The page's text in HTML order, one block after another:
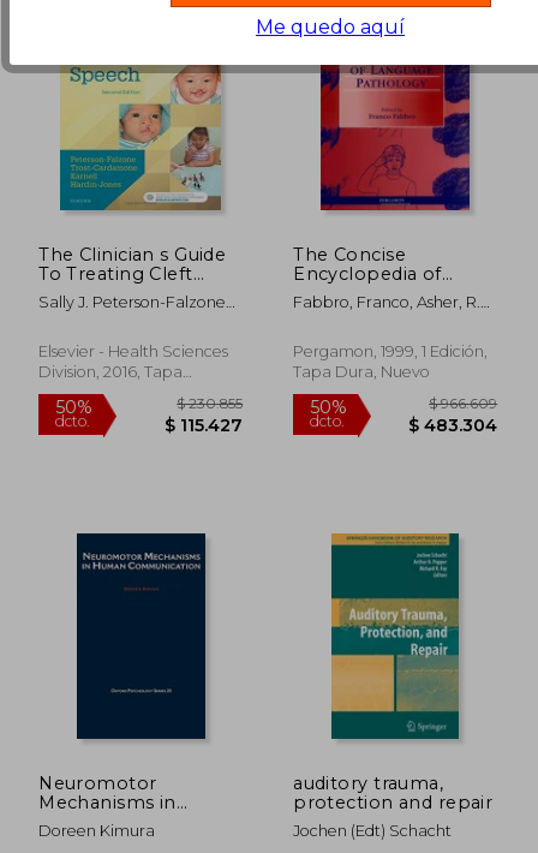
The Clinician s Guide
To Treating Cleft
Palate Speech, 2e (en
Inglés)
Sally J. Peterson-Falzone
Cardamone Phd,michael P.
Karnell Phd,mary A.
Hardin-Jones Phd
Elsevier - Health Sciences
Division, 2016, Tapa
Blanda, Nuevo
The Concise
Encyclopedia of
Language Pathology
(en Inglés)
Fabbro, Franco, Asher, R.
Pergamon, 1999, 1 Edición,
Tapa Dura, Nuevo
Neuromotor
Mechanisms in
Human
Communication (en
Doreen Kimura
auditory trauma,
protection and repair
Jochen (edt) Schacht
Me quedo aquí